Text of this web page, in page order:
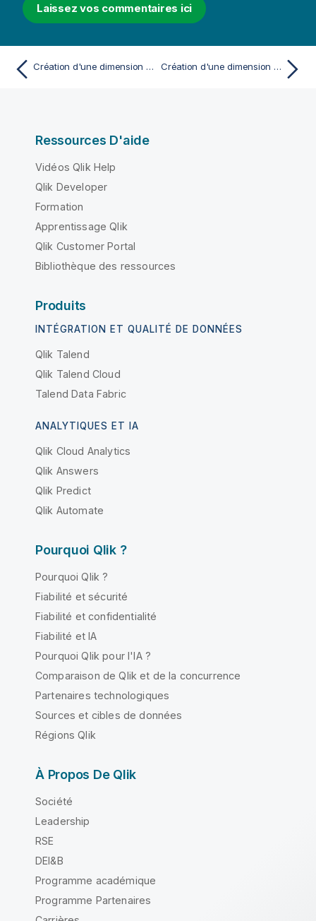
Laissez vos commentaires ici
Création d'une dimension hiérarchique Création d'une dimension calculée
Ressources D'aide
Vidéos Qlik Help
Qlik Developer
Formation
Apprentissage Qlik
Qlik Customer Portal
Bibliothèque des ressources
Produits
INTÉGRATION ET QUALITÉ DE DONNÉES
Qlik Talend
Qlik Talend Cloud
Talend Data Fabric
ANALYTIQUES ET IA
Qlik Cloud Analytics
Qlik Answers
Qlik Predict
Qlik Automate
Pourquoi Qlik ?
Pourquoi Qlik ?
Fiabilité et sécurité
Fiabilité et confidentialité
Fiabilité et IA
Pourquoi Qlik pour l'IA ?
Comparaison de Qlik et de la concurrence
Partenaires technologiques
Sources et cibles de données
Régions Qlik
À Propos De Qlik
Société
Leadership
RSE
DEI&B
Programme académique
Programme Partenaires